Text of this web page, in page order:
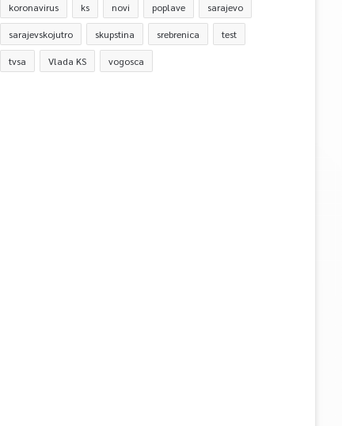
koronavirus ks novi poplave sarajevo
sarajevskojutro skupstina srebrenica test
tvsa Vlada KS vogosca